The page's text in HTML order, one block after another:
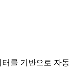
를 기반으로 자동